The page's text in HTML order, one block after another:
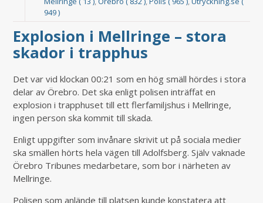
949 )
Explosion i Mellringe – stora
skador i trapphus
Det var vid klockan 00:21 som en hög smäll hördes i stora
delar av Örebro. Det ska enligt polisen inträffat en
explosion i trapphuset till ett flerfamiljshus i Mellringe,
ingen person ska kommit till skada.
Enligt uppgifter som invånare skrivit ut på sociala medier
ska smällen hörts hela vägen till Adolfsberg. Själv vaknade
Örebro Tribunes medarbetare, som bor i närheten av
Mellringe.
Polisen som anlände till platsen kunde konstatera att